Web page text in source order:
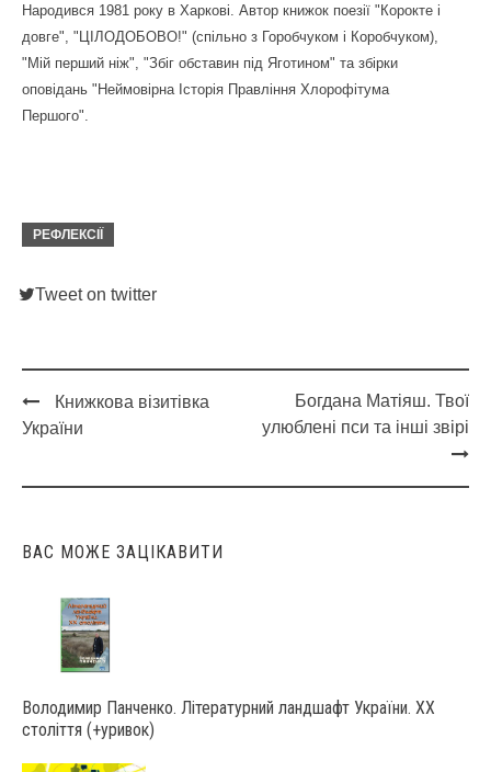
Народився 1981 року в Харкові. Автор книжок поезії "Корокте і
довге", "ЦІЛОДОБОВО!" (спільно з Горобчуком і Коробчуком),
"Мій перший ніж", "Збіг обставин під Яготином" та збірки
оповідань "Неймовірна Історія Правління Хлорофітума
Першого".
РЕФЛЕКСІЇ
Tweet on twitter
Post
Книжкова візитівка
України
Богдана Матіяш. Твої
улюблені пси та інші звірі
ВАС МОЖЕ ЗАЦІКАВИТИ
Володимир Панченко. Літературний ландшафт України. ХХ
століття (+уривок)